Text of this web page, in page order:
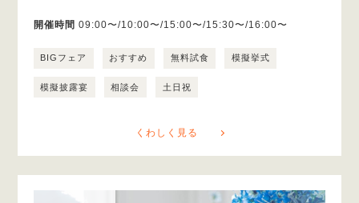
開催時間 09:00〜/10:00〜/15:00〜/15:30〜/16:00〜
BIGフェア おすすめ 無料試食 模擬挙式
模擬披露宴 相談会 土日祝
くわしく見る